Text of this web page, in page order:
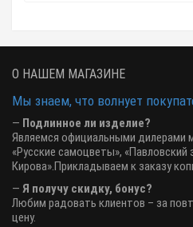
О НАШЕМ МАГАЗИНЕ
Мы знаем, что волнует
— Подлинное ли изделие?
Являемся официальными дилерами
«Русские самоцветы», «Павловский
Кирова».Прикладываем к заказу
— Я получу скидку, бонус?
Любим радовать клиентов – за
цену.